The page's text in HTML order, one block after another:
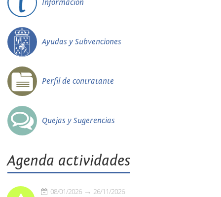
Información
Ayudas y Subvenciones
Perfil de contratante
Quejas y Sugerencias
Agenda actividades
08/01/2026 26/11/2026